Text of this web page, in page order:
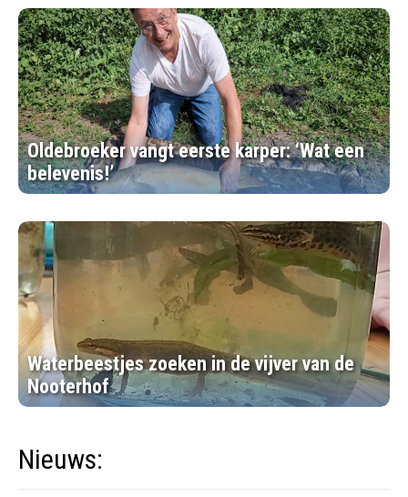
Oldebroeker vangt eerste karper: ‘Wat een
belevenis!’
Waterbeestjes zoeken in de vijver van de
Nooterhof
Nieuws: